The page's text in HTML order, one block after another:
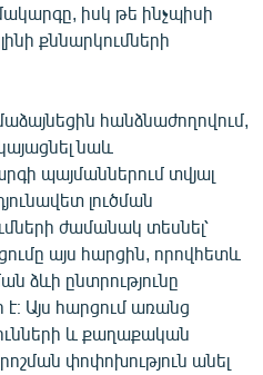
իսկ թե ինչպիսի
քննարկումների
հանձնաժողովում,
նաև
պայմաններում տվյալ
լուծման
ժամանակ տեսնել՝
այս հարցին, որովհետև
ձևի ընտրությունը
Այս հարցում առանց
և քաղաքական
փոփոխություն անել